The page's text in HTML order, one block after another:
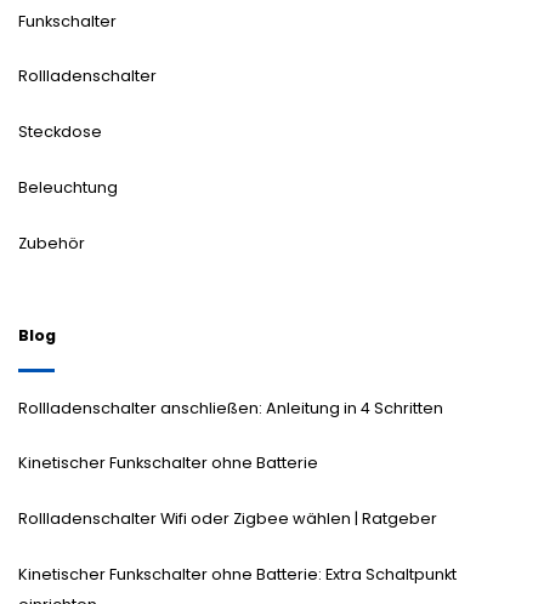
Funkschalter
Rollladenschalter
Steckdose
Beleuchtung
Zubehör
Blog
Rollladenschalter anschließen: Anleitung in 4 Schritten
Kinetischer Funkschalter ohne Batterie
Rollladenschalter Wifi oder Zigbee wählen | Ratgeber
Kinetischer Funkschalter ohne Batterie: Extra Schaltpunkt